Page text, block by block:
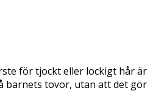
för tjockt eller lockigt hår är
barnets tovor, utan att det gör